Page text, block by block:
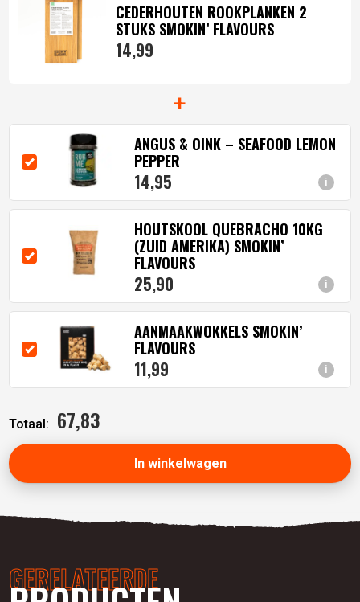
CEDERHOUTEN ROOKPLANKEN 2
STUKS SMOKIN’ FLAVOURS
14,99
+
i
ANGUS & OINK – SEAFOOD LEMON
PEPPER
14,95
i
HOUTSKOOL QUEBRACHO 10KG
(ZUID AMERIKA) SMOKIN’
FLAVOURS
25,90
i
AANMAAKWOKKELS SMOKIN’
FLAVOURS
11,99
Totaal: 67,83
In winkelwagen
GERELATEERDE